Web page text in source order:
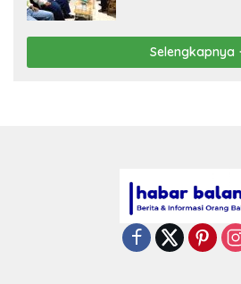
Selengkapnya